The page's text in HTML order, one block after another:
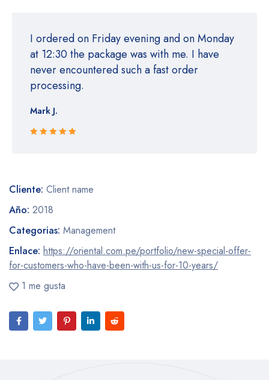
I ordered on Friday evening and on Monday
at 12:30 the package was with me. I have
never encountered such a fast order
processing.
Mark J.
Cliente: Client name
Año: 2018
Categorias: Management
Enlace: https://oriental.com.pe/portfolio/new-special-offer-
for-customers-who-have-been-with-us-for-10-years/
1 me gusta